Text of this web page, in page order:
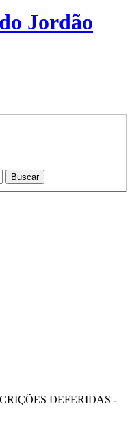
Jordão
Buscar
DEFERIDAS -